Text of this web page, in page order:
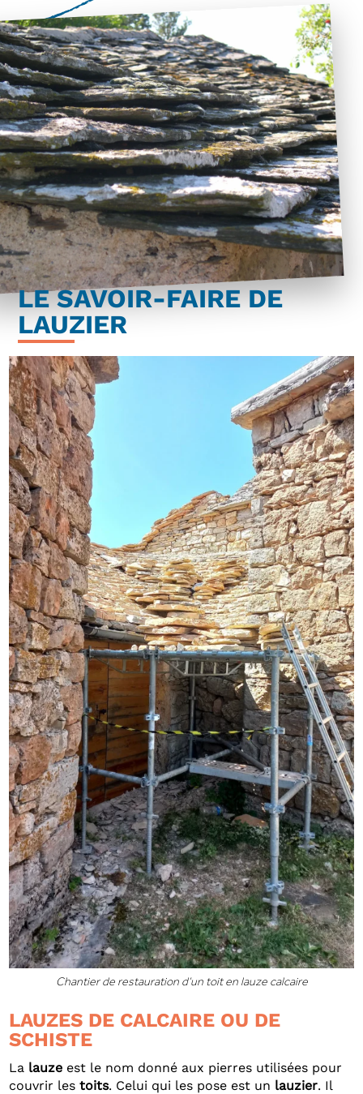
LE SAVOIR-FAIRE DE
LAUZIER
Chantier de restauration d’un toit en lauze calcaire
LAUZES DE CALCAIRE OU DE
SCHISTE
La lauze est le nom donné aux pierres utilisées pour
couvrir lestoits. Celui qui les pose est un lauzier. Il